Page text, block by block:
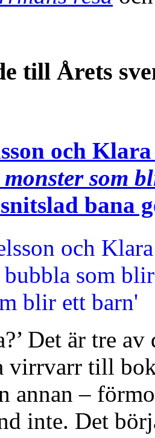
till Årets
och
som
bana
Det är tre
virrvarr till
annan –
inte. Det